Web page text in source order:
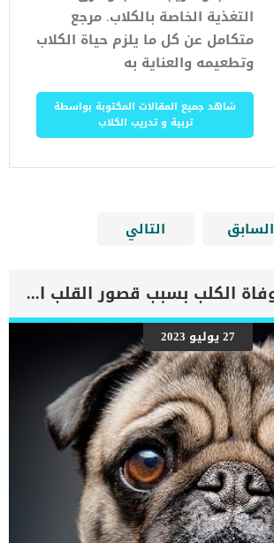
التغذية الخاصة بالكلاب. مرجع
متكامل عن كل ما يلزم حياة الكلاب
وتطعيمه والعناية به
شاهد جميع المقالات المكتوبة بواسطة
تربية و تدريب الكلاب
السابق التالي
اهم علامات وفاة الكلب بسبب قصور القلب الاحتقانى
27 يوليو 2023